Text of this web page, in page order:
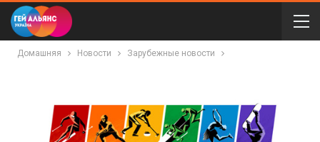
Домашняя Новости Зарубежные новости